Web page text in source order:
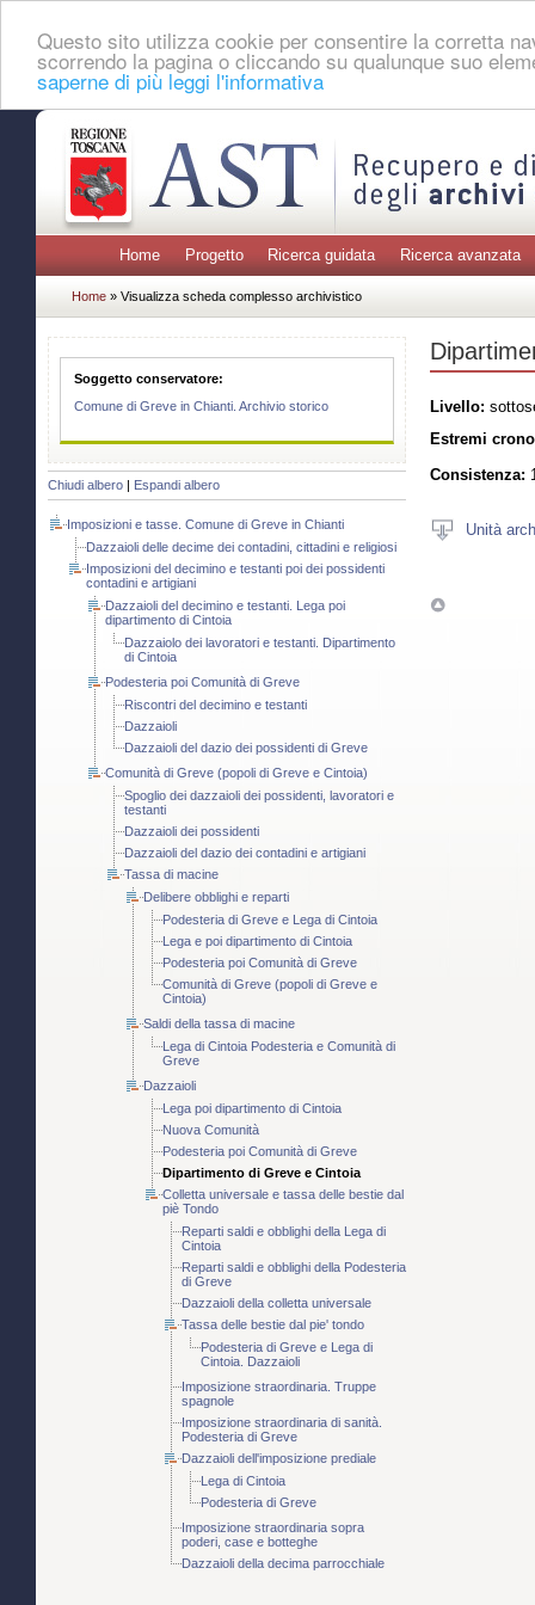
Questo sito utilizza cookie per consentire la corretta
scorrendo la pagina o cliccando su qualunque suo
saperne di più leggi l'informativa
Home Progetto Ricerca guidata Ricerca avanzata
Home » Visualizza scheda complesso archivistico
Soggetto conservatore:
Comune di Greve in Chianti. Archivio storico
Chiudi albero Espandi albero
Imposizioni e tasse. Comune di Greve in Chianti
Dazzaioli delle decime dei contadini, cittadini e religiosi
Imposizioni del decimino e testanti poi dei possidenti
contadini e artigiani
Dazzaioli del decimino e testanti. Lega poi
dipartimento di Cintoia
Dazzaiolo dei lavoratori e testanti. Dipartimento
di Cintoia
Podesteria poi Comunità di Greve
Riscontri del decimino e testanti
Dazzaioli
Dazzaioli del dazio dei possidenti di Greve
Comunità di Greve (popoli di Greve e Cintoia)
Spoglio dei dazzaioli dei possidenti, lavoratori e
testanti
Dazzaioli dei possidenti
Dazzaioli del dazio dei contadini e artigiani
Tassa di macine
Delibere obblighi e reparti
Podesteria di Greve e Lega di Cintoia
Lega e poi dipartimento di Cintoia
Podesteria poi Comunità di Greve
Comunità di Greve (popoli di Greve e
Cintoia)
Saldi della tassa di macine
Lega di Cintoia Podesteria e Comunità di
Greve
Dazzaioli
Lega poi dipartimento di Cintoia
Nuova Comunità
Podesteria poi Comunità di Greve
Dipartimento di Greve e Cintoia
Colletta universale e tassa delle bestie dal
piè Tondo
Reparti saldi e obblighi della Lega di
Cintoia
Reparti saldi e obblighi della Podesteria
di Greve
Dazzaioli della colletta universale
Tassa delle bestie dal pie' tondo
Podesteria di Greve e Lega di
Cintoia. Dazzaioli
Imposizione straordinaria. Truppe
spagnole
Imposizione straordinaria di sanità.
Podesteria di Greve
Dazzaioli dell'imposizione prediale
Lega di Cintoia
Podesteria di Greve
Imposizione straordinaria sopra
poderi, case e botteghe
Dazzaioli della decima parrocchiale
Livello:
Estremi
Consistenza:
Unità